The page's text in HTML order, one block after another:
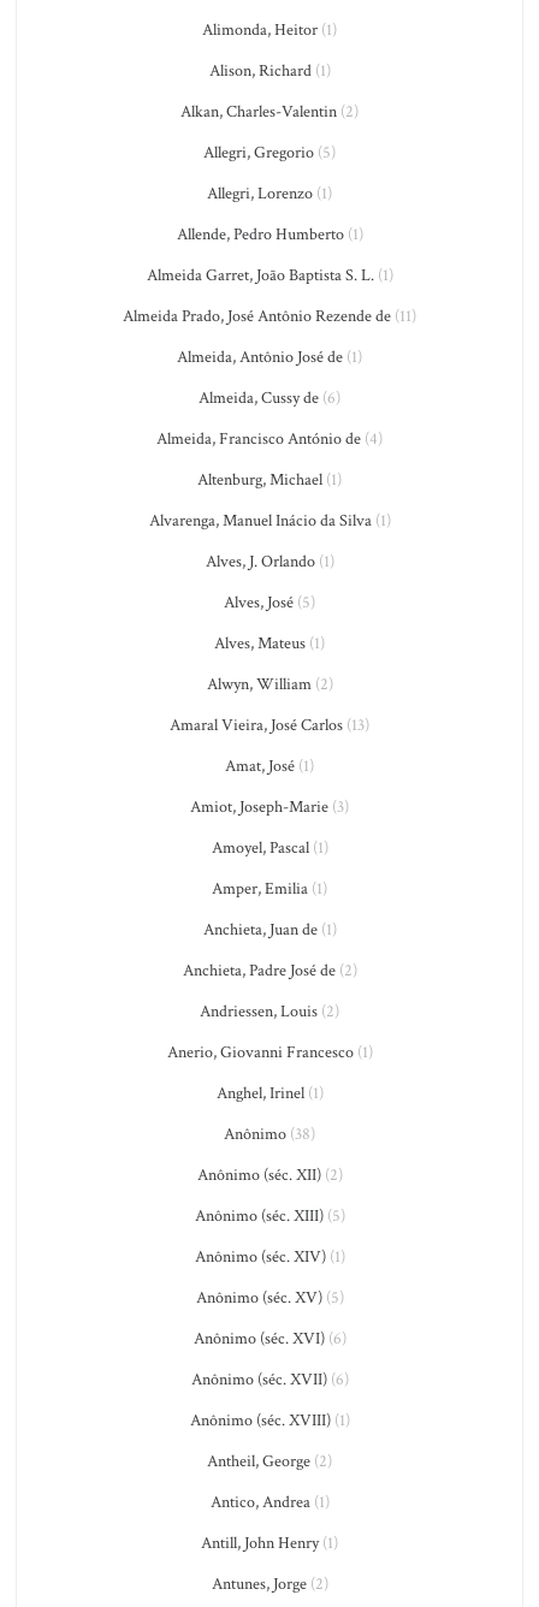
Alimonda, Heitor (1)
Alison, Richard(1)
Alkan, Charles-Valentin (2)
Allegri, Gregorio (5)
Allegri, Lorenzo (1)
Allende, Pedro Humberto(1)
Almeida Garret, João Baptista S. L.(1)
Almeida Prado, José Antônio Rezende de (11)
Almeida, Antônio José de (1)
Almeida, Cussy de (6)
Almeida, Francisco António de (4)
Altenburg, Michael (1)
Alvarenga, Manuel Inácio da Silva(1)
Alves, J. Orlando(1)
Alves, José (5)
Alves, Mateus (1)
Alwyn, William(2)
Amaral Vieira, José Carlos (13)
Amat, José (1)
Amiot, Joseph-Marie (3)
Amoyel, Pascal(1)
Amper, Emilia (1)
Anchieta, Juan de(1)
Anchieta, Padre José de(2)
Andriessen, Louis (2)
Anerio, Giovanni Francesco(1)
Anghel, Irinel(1)
Anônimo (38)
Anônimo (séc. XII)(2)
Anônimo (séc. XIII)(5)
Anônimo (séc. XIV)(1)
Anônimo (séc. XV)(5)
Anônimo (séc. XVI)(6)
Anônimo (séc. XVII)(6)
Anônimo (séc. XVIII)(1)
Antheil, George (2)
Antico, Andrea(1)
Antill, John Henry(1)
Antunes, Jorge(2)